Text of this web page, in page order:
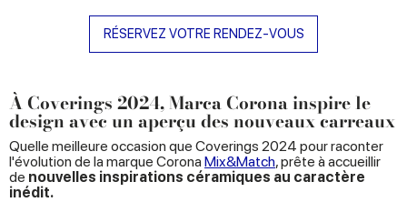
RÉSERVEZ VOTRE RENDEZ-VOUS
À Coverings 2024, Marca Corona inspire le
design avec un aperçu des nouveaux carreaux
Quelle meilleure occasion que Coverings 2024 pour raconter
l'évolution de la marque Corona Mix&Match, prête à accueillir
de nouvelles inspirations céramiques au caractère
inédit.